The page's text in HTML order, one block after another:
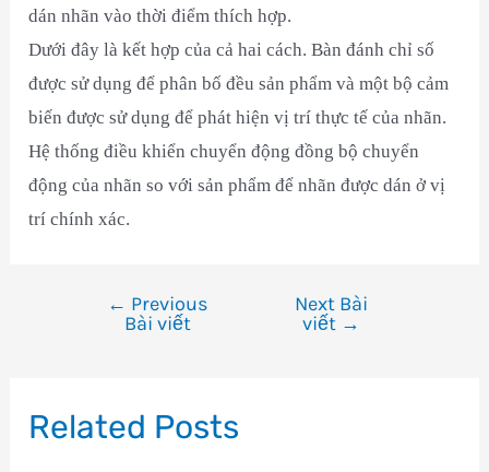
dán nhãn vào thời điểm thích hợp.
Dưới đây là kết hợp của cả hai cách. Bàn đánh chỉ số
được sử dụng để phân bố đều sản phẩm và một bộ cảm
biến được sử dụng để phát hiện vị trí thực tế của nhãn.
Hệ thống điều khiển chuyển động đồng bộ chuyển
động của nhãn so với sản phẩm để nhãn được dán ở vị
trí chính xác.
viết
← Previous
Bài viết
Next Bài
viết →
Related Posts